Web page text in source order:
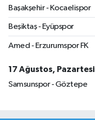
Başakşehir - Kocaelispor
Beşiktaş - Eyüpspor
Amed - Erzurumspor FK
17 Ağustos, Pazartesi
Samsunspor - Göztepe